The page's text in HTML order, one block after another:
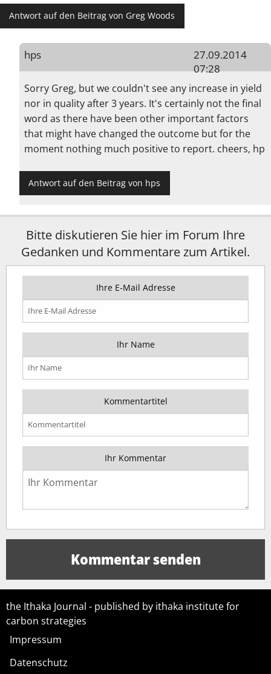
Antwort auf den Beitrag von Greg Woods
hps
27.09.2014
07:28
Sorry Greg, but we couldn't see any increase in yield
nor in quality after 3 years. It's certainly not the final
word as there have been other important factors
that might have changed the outcome but for the
moment nothing much positive to report. cheers, hp
Antwort auf den Beitrag von hps
Bitte diskutieren Sie hier im Forum Ihre
Gedanken und Kommentare zum Artikel.
Ihre E-Mail Adresse
Ihr Name
Kommentartitel
Ihr Kommentar
the Ithaka Journal - published by ithaka institute for
carbon strategies
Impressum
Datenschutz